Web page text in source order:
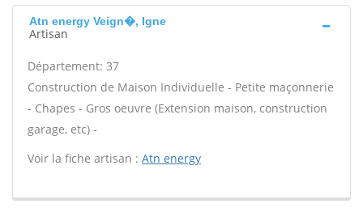
Atn energy Veign�, Igne
Artisan
Département: 37
Construction de Maison Individuelle - Petite maçonnerie
- Chapes - Gros oeuvre (Extension maison, construction
garage, etc) -
Voir la fiche artisan : Atn energy